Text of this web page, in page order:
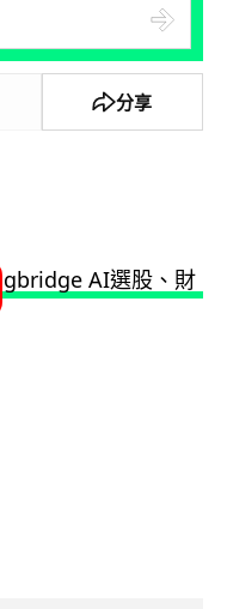
分享